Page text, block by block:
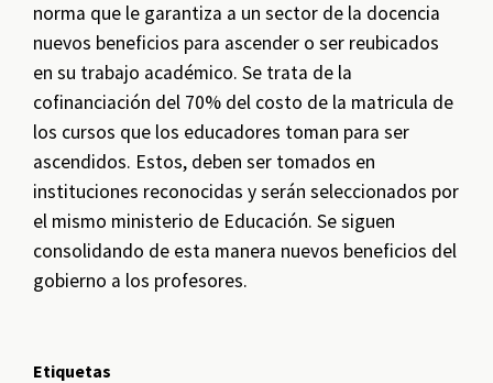
norma que le garantiza a un sector de la docencia
nuevos beneficios para ascender o ser reubicados
en su trabajo académico. Se trata de la
cofinanciación del 70% del costo de la matricula de
los cursos que los educadores toman para ser
ascendidos. Estos, deben ser tomados en
instituciones reconocidas y serán seleccionados por
el mismo ministerio de Educación. Se siguen
consolidando de esta manera nuevos beneficios del
gobierno a los profesores.
Etiquetas